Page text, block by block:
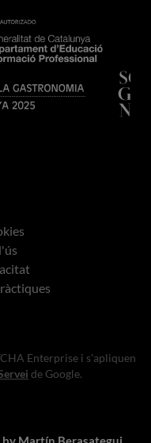
Enterprise i s'apliquen
de Google.